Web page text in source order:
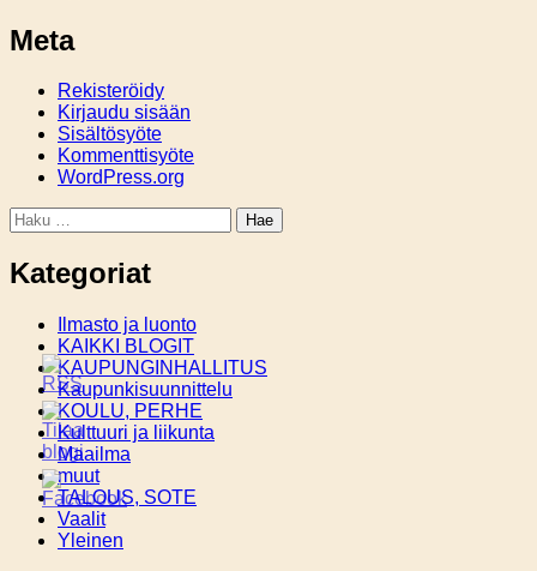
Meta
Rekisteröidy
Kirjaudu sisään
Sisältösyöte
Kommenttisyöte
WordPress.org
Haku:
Kategoriat
Ilmasto ja luonto
KAIKKI BLOGIT
KAUPUNGINHALLITUS
Kaupunkisuunnittelu
KOULU, PERHE
Kulttuuri ja liikunta
Maailma
muut
TALOUS, SOTE
Vaalit
Yleinen